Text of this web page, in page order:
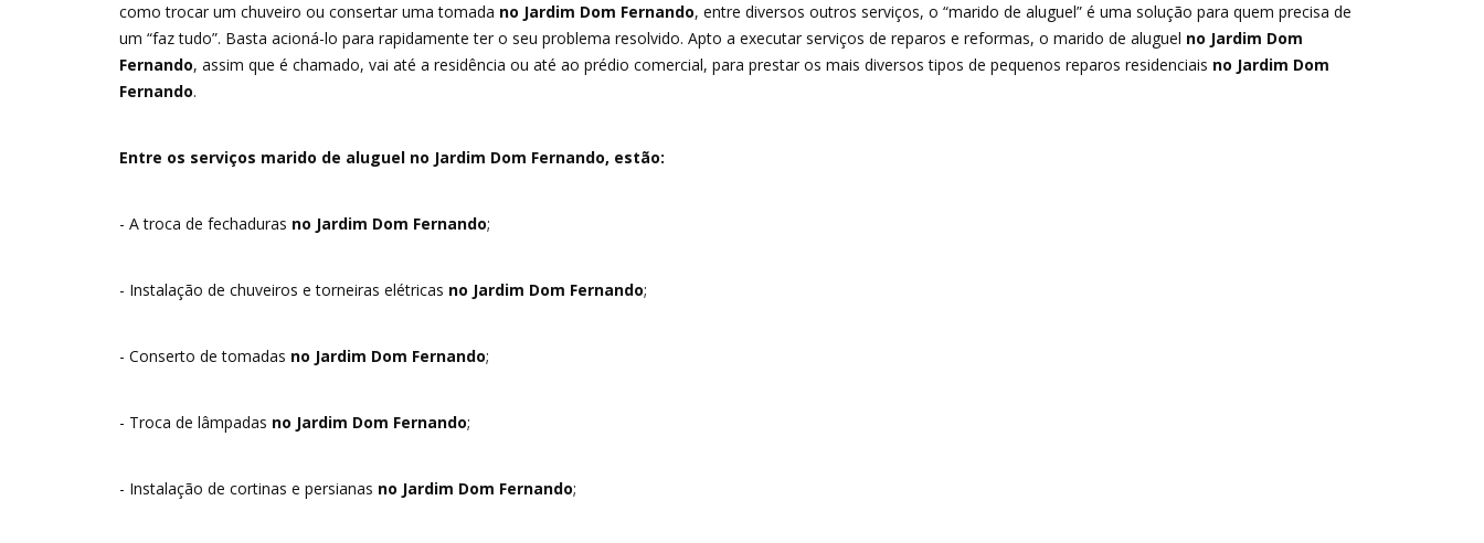
como trocar um chuveiro ou consertar uma tomada no Jardim Dom Fernando, entre diversos outros serviços, o “marido de aluguel” é uma solução para quem precisa de
um “faz tudo”. Basta acioná-lo para rapidamente ter o seu problema resolvido. Apto a executar serviços de reparos e reformas, o marido de aluguel no Jardim Dom
Fernando, assim que é chamado, vai até a residência ou até ao prédio comercial, para prestar os mais diversos tipos de pequenos reparos residenciais no Jardim Dom
Fernando.
Entre os serviços marido de aluguel no Jardim Dom Fernando, estão:
- A troca de fechaduras no Jardim Dom Fernando;
- Instalação de chuveiros e torneiras elétricas no Jardim Dom Fernando;
- Conserto de tomadas no Jardim Dom Fernando;
- Troca de lâmpadas no Jardim Dom Fernando;
- Instalação de cortinas e persianas no Jardim Dom Fernando;